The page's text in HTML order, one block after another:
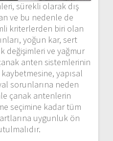
sürekli olarak dış
ve bu nedenle de
kriterlerden biri olan
yoğun kar, sert
değişimleri ve yağmur
anten sistemlerinin
kaybetmesine, yapısal
sorunlarına neden
çanak antenlerin
seçimine kadartüm
uygunluk ön